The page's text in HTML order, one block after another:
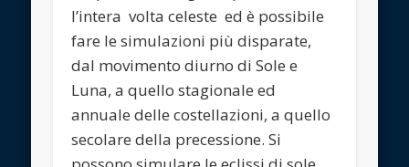
l’intera volta celeste ed è possibile
fare le simulazioni più disparate,
dal movimento diurno di Sole e
Luna, a quello stagionale ed
annuale delle costellazioni, a quello
secolare della precessione. Si